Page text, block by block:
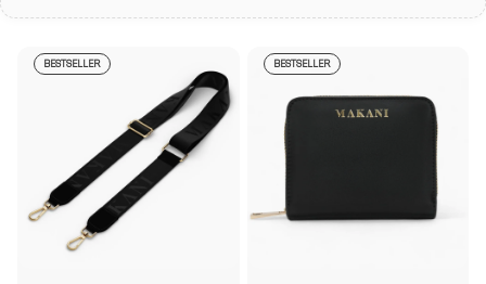
BESTSELLER BESTSELLER